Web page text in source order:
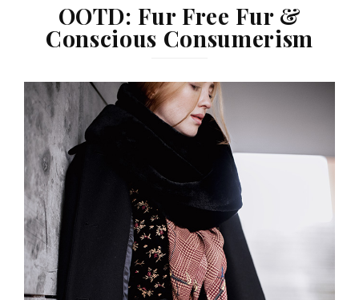
OOTD: Fur Free Fur &
Conscious Consumerism